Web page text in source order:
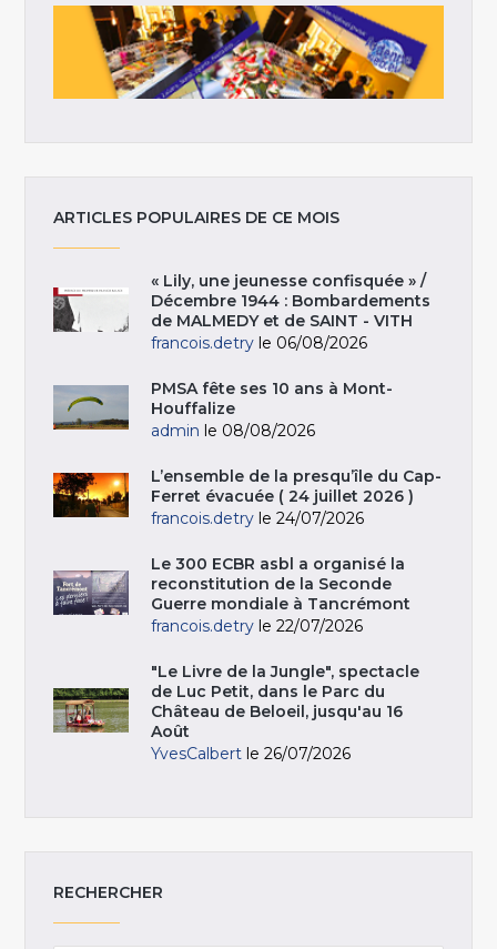
ARTICLES POPULAIRES DE CE MOIS
« Lily, une jeunesse confisquée » /
Décembre 1944 : Bombardements
de MALMEDY et de SAINT - VITH
francois.detry le 06/08/2026
PMSA fête ses 10 ans à Mont-
Houffalize
admin le 08/08/2026
L’ensemble de la presqu’île du Cap-
Ferret évacuée ( 24 juillet 2026 )
francois.detry le 24/07/2026
Le 300 ECBR asbl a organisé la
reconstitution de la Seconde
Guerre mondiale à Tancrémont
francois.detry le 22/07/2026
"Le Livre de la Jungle", spectacle
de Luc Petit, dans le Parc du
Château de Beloeil, jusqu'au 16
Août
YvesCalbert le 26/07/2026
RECHERCHER